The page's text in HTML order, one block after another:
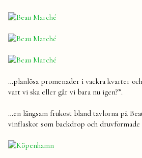
…planlösa promenader i vackra kvarter
vart vi ska eller går vi bara nu igen?”.
…en långsam frukost bland tavlorna på
vinflaskor som backdrop och